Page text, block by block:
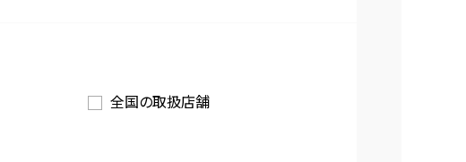
全国の取扱店舗